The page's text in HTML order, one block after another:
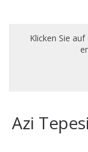
Klicken Sie
Azi